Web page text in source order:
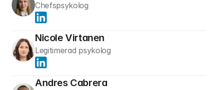
Chefspsykolog
Nicole Virtanen
Legitimerad psykolog
Andres Cabrera